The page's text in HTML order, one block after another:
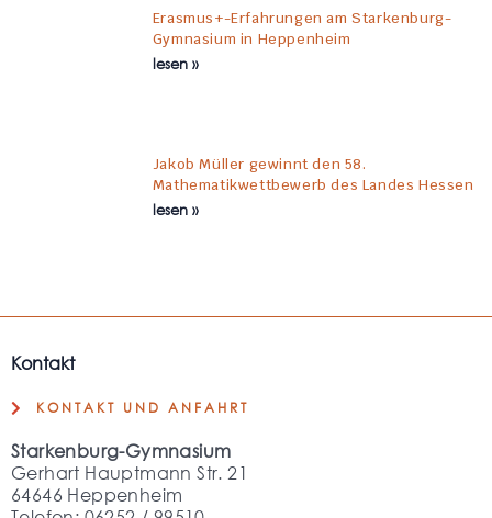
Erasmus+-Erfahrungen am Starkenburg-
Gymnasium in Heppenheim
lesen »
Jakob Müller gewinnt den 58.
Mathematikwettbewerb des Landes Hessen
lesen »
Kontakt
KONTAKT UND ANFAHRT
Starkenburg-Gymnasium
Gerhart Hauptmann Str. 21
64646 Heppenheim